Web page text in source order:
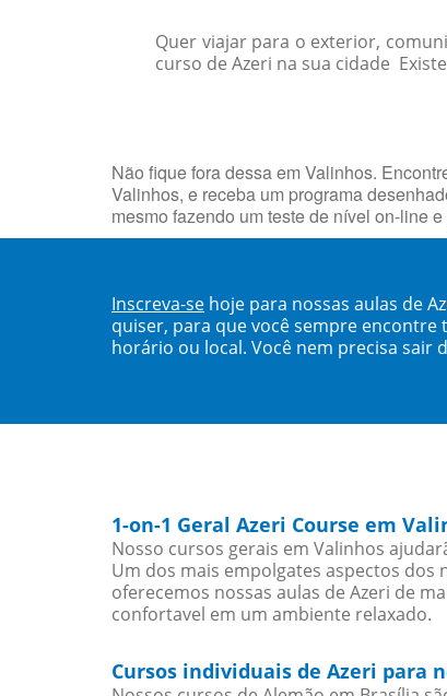
Quer viajar para o exterior,
curso de Azeri na sua cidade
Não fique fora dessa em Valinhos.
Valinhos, e receba um programa
mesmo fazendo um teste de nível on-line
Inscreva-se hoje para nossas aulas de
quiser, para que você sempre
horário ou local. Você nem precisa sair
1-on-1 Geral Azeri Course em
Nosso cursos gerais em Valinhos
Um dos mais empolgates aspectos dos
oferecemos nossas aulas de Azeri de
confortavel em um ambiente relaxado.
Cursos individuais de Azeri para